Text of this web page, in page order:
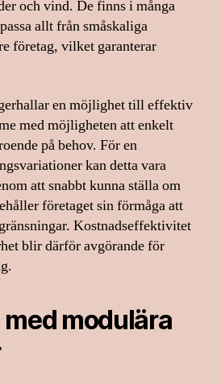
och vind. De finns i många
allt från småskaliga
företag, vilket garanterar
en möjlighet till effektiv
med möjligheten att enkelt
på behov. För en
kan detta vara
att snabbt kunna ställa om
företaget sin förmåga att
Kostnadseffektivitet
blir därför avgörande för
modulära